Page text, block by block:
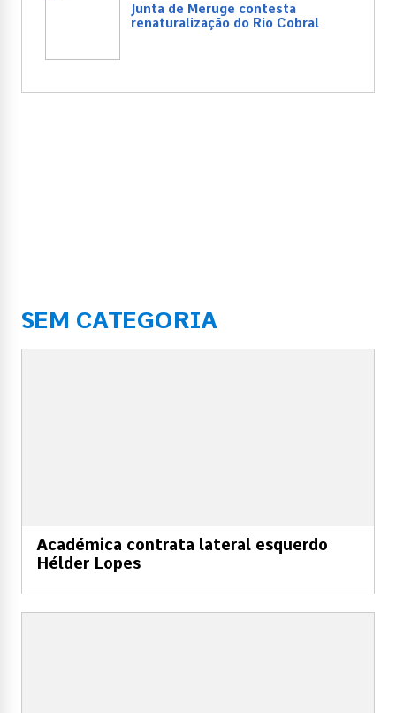
Junta de Meruge contesta
renaturalização do Rio Cobral
SEM CATEGORIA
Académica contrata lateral esquerdo
Hélder Lopes